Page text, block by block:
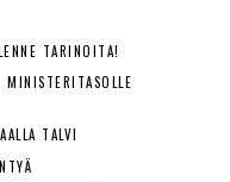
TARINOITA!
TALVI